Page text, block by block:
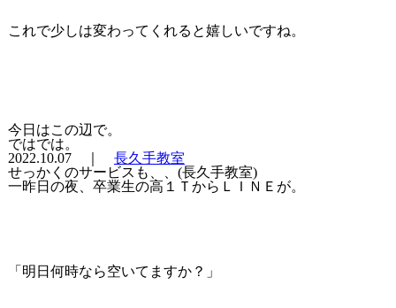
これで少しは変わってくれると嬉しいですね。
今日はこの辺で。
ではでは。
2022.10.07 ｜ 長久手教室
せっかくのサービスも、、(長久手教室)
一昨日の夜、卒業生の高１ＴからＬＩＮＥが。
「明日何時なら空いてますか？」